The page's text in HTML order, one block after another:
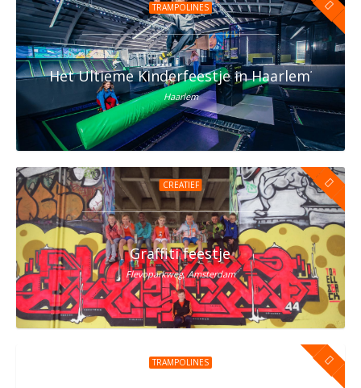
TRAMPOLINES
Het Ultieme Kinderfeestje in Haarlem? Vier
Haarlem
CREATIEF
Graffiti feestje
Flevoparkweg, Amsterdam
TRAMPOLINES